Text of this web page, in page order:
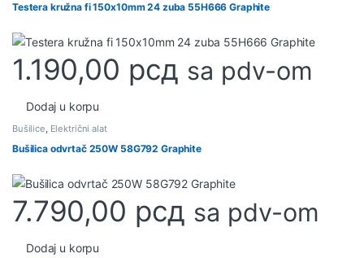
Testera kružna fi 150x10mm 24 zuba 55H666 Graphite
1.190,00 рсд sa pdv-om
Dodaj u korpu
Bušilice Električni alat
Bušilica odvrtač 250W 58G792 Graphite
7.790,00 рсд sa pdv-om
Dodaj u korpu